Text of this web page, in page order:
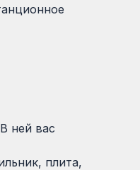
ней вас
плита,